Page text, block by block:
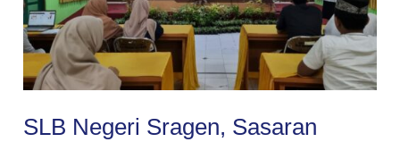
SLB Negeri Sragen, Sasaran
Media
Pembelajaran
berbasis
di